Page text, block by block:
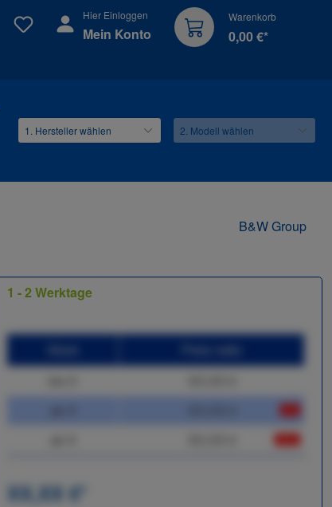
Du hast 0 Produkte auf dem Merkzettel
Hier Einloggen
Mein Konto
Warenkorb
0,00 €*
B&W Group
1 - 2 Werktage
XX,XX €